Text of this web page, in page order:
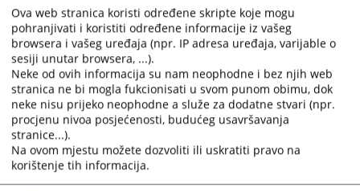
Ova web stranica koristi određene skripte koje mogu
pohranjivati i koristiti određene informacije iz vašeg
browsera i vašeg uređaja (npr. IP adresa uređaja, varijable o
sesiji unutar browsera, ...).
Neke od ovih informacija su nam neophodne i bez njih web
stranica ne bi mogla fukcionisati u svom punom obimu, dok
neke nisu prijeko neophodne a služe za dodatne stvari (npr.
procjenu nivoa posjećenosti, budućeg usavršavanja
stranice...).
Na ovom mjestu možete dozvoliti ili uskratiti pravo na
korištenje tih informacija.